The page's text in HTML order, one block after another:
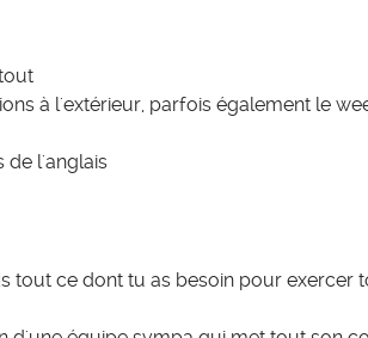
à l'extérieur, parfois également le
de l'anglais
tout ce dont tu as besoin pour exercer